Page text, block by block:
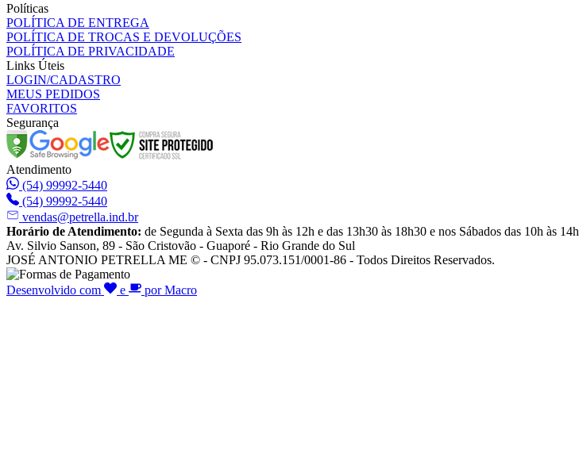
Políticas
POLÍTICA DE ENTREGA
POLÍTICA DE TROCAS E DEVOLUÇÕES
POLÍTICA DE PRIVACIDADE
Links Úteis
LOGIN/CADASTRO
MEUS PEDIDOS
FAVORITOS
Segurança
Atendimento
(54) 99992-5440
(54) 99992-5440
vendas@petrella.ind.br
Horário de Atendimento: de Segunda à Sexta das 9h às 12h e das 13h30 às 18h30 e nos Sábados das 10h às 14h
Av. Silvio Sanson, 89 - São Cristovão - Guaporé - Rio Grande do Sul
JOSÉ ANTONIO PETRELLA ME © - CNPJ 95.073.151/0001-86 - Todos Direitos Reservados.
Desenvolvido com e por Macro